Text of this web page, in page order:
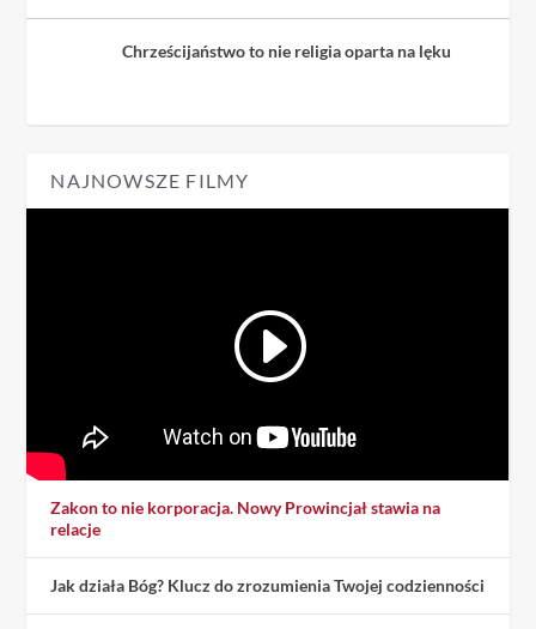
Chrześcijaństwo to nie religia oparta na lęku
NAJNOWSZE FILMY
Zakon to nie korporacja. Nowy Prowincjał stawia na
relacje
Jak działa Bóg? Klucz do zrozumienia Twojej codzienności